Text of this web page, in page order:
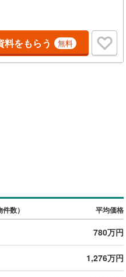
記入いただけますとスムーズ
平日や夜遅い時間帯もご案内
物件詳細を丁寧にご説明いたし
所まで送迎します。・チャイル
無料物件のご紹介だけでなく
いて話を聞きたいという方も大
絡・ご相談ください！※限定物
ご紹介可能なオープンハウス・
料をもらう 無料
数） 平均価格
780万円
1,276万円